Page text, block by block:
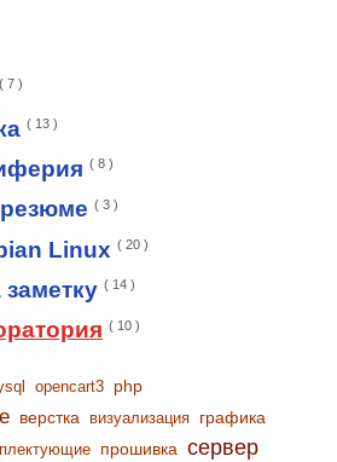
( 7 )
( 13 )
( 8 )
( 3 )
Linux ( 20 )
( 14 )
( 10 )
opencart3 php
верстка визуализация графика
прошивка сервер